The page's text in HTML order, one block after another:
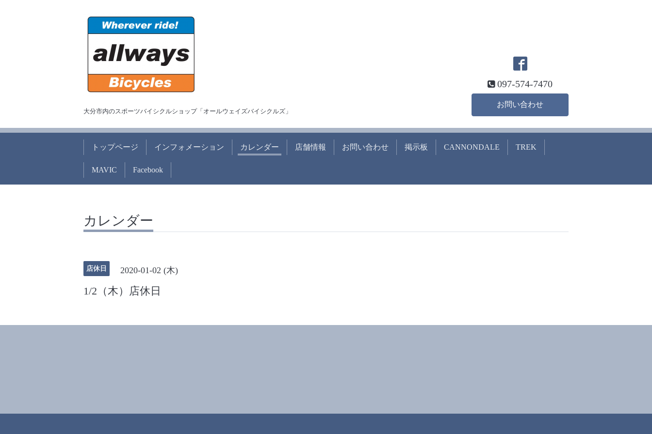
大分市内のスポーツバイシクルショップ「オールウェイズバイシクルズ」
097-574-7470
お問い合わせ
トップページ インフォメーション カレンダー 店舗情報 お問い合わせ 掲示板 CANNONDALE TREK
MAVIC Facebook
カレンダー
店休日 2020-01-02 (木)
1/2（木）店休日